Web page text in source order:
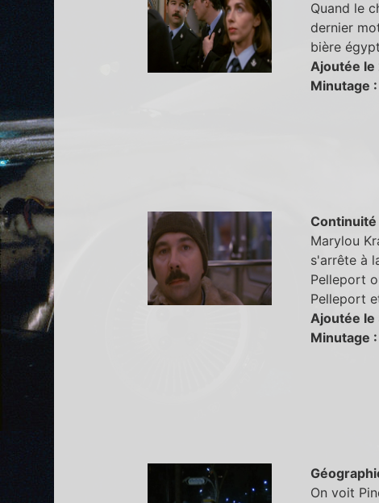
Quand le
dernier
bière
Ajoutée le
Minutage
Continuité
Marylou
s'arrête à
Pelleport
Pelleport
Ajoutée
Minutage
On voit